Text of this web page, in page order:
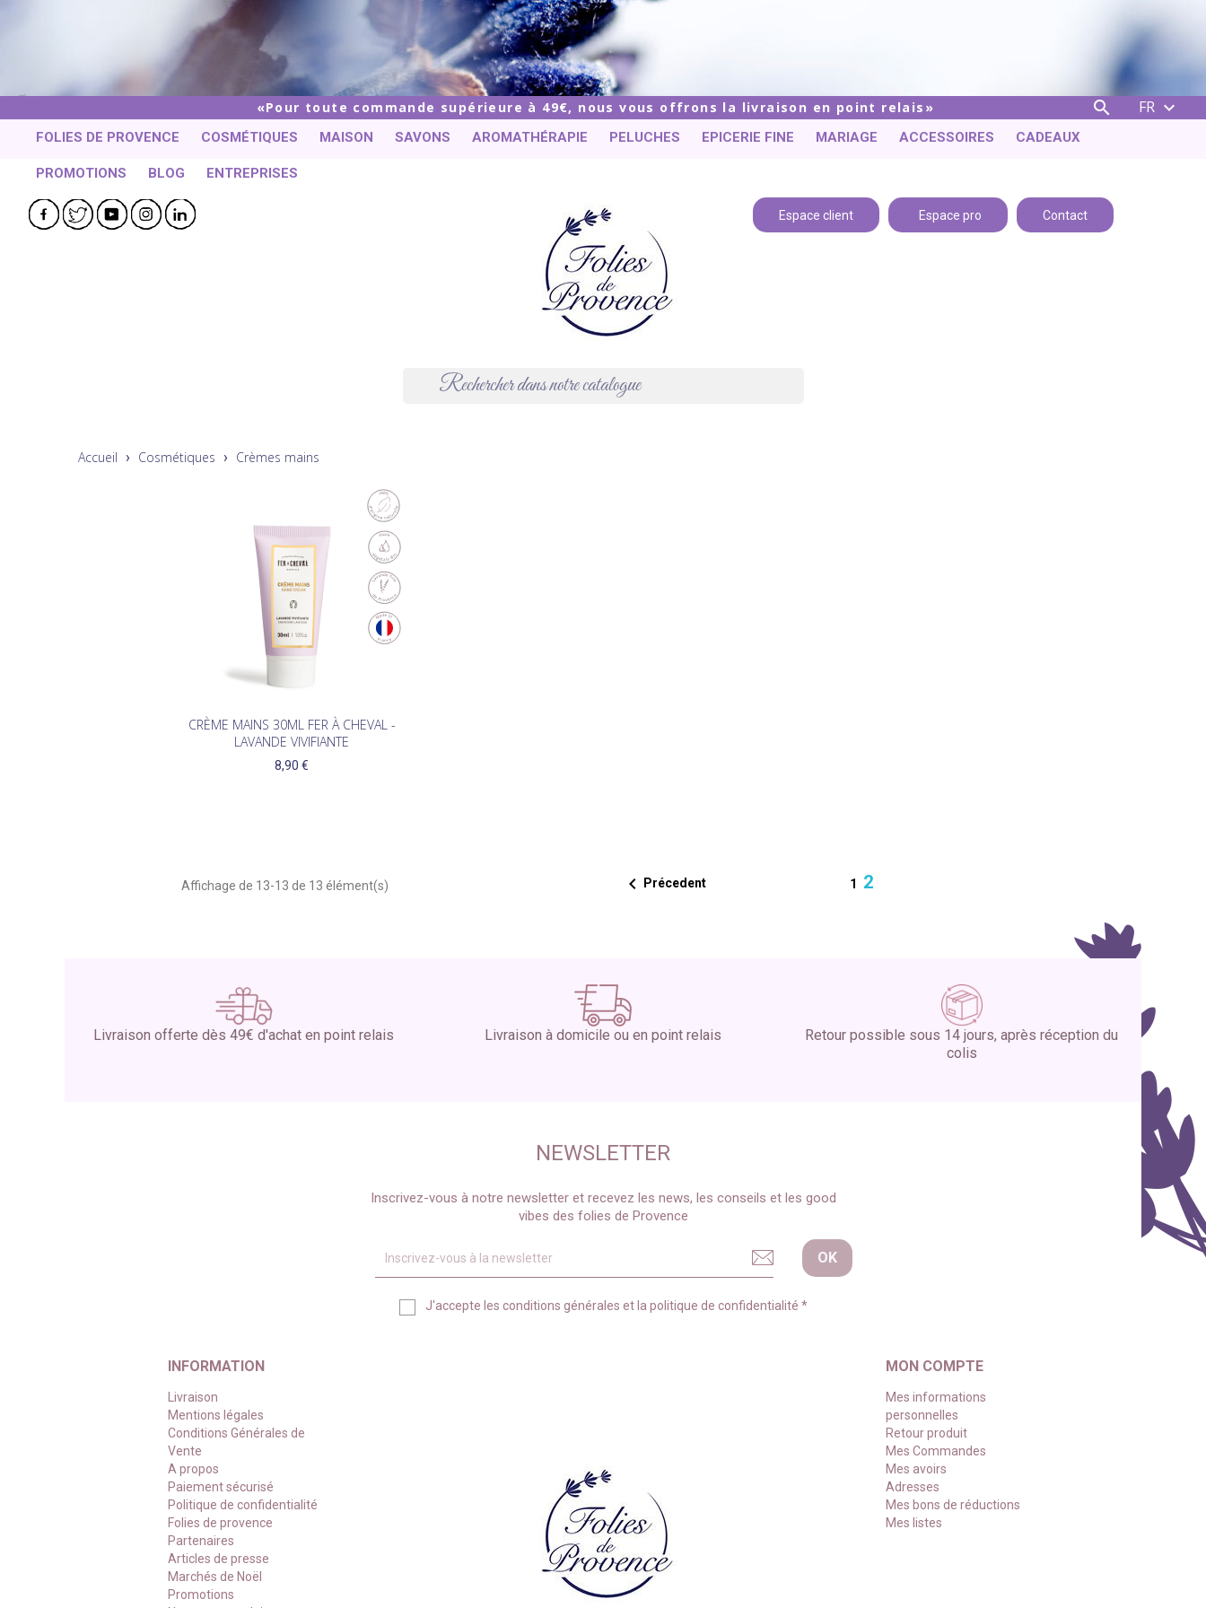
Pour toute commande supérieure à 49€, nous vous offrons la livraison en point relais  FR 
FOLIES DE PROVENCE COSMÉTIQUES MAISON SAVONS AROMATHÉRAPIE PELUCHES EPICERIE FINE MARIAGE ACCESSOIRES CADEAUX
PROMOTIONS BLOG ENTREPRISES
Facebook
TwitterYouTubeInstagram Espace client Espace pro Contact
Accueil Cosmétiques Crèmes mains
CRÈME MAINS 30ML FER À CHEVAL -
LAVANDE VIVIFIANTE
8,90 €
Affichage de 13-13 de 13 élément(s)  Précedent 1 2
Livraison offerte dès 49€ d'achat en point relais Livraison à domicile ou en point relais
Retour possible sous 14 jours, après réception du
colis
NEWSLETTER
Inscrivez-vous à notre newsletter et recevez les news, les conseils et les good
vibes des folies de Provence
J'accepte les conditions générales et la politique de confidentialité *
INFORMATION
Livraison
Mentions légales
Conditions Générales de
Vente
A propos
Paiement sécurisé
Politique de confidentialité
Folies de provence
Partenaires
Articles de presse
Marchés de Noël
Promotions
MON COMPTE
Mes informations
personnelles
Retour produit
Mes Commandes
Mes avoirs
Adresses
Mes bons de réductions
Mes listes